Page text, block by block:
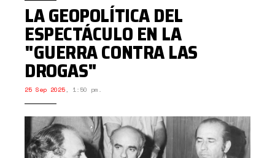
LA GEOPOLÍTICA DEL
ESPECTÁCULO EN LA
"GUERRA CONTRA LAS
DROGAS"
25 Sep 2025, 1:50 pm.